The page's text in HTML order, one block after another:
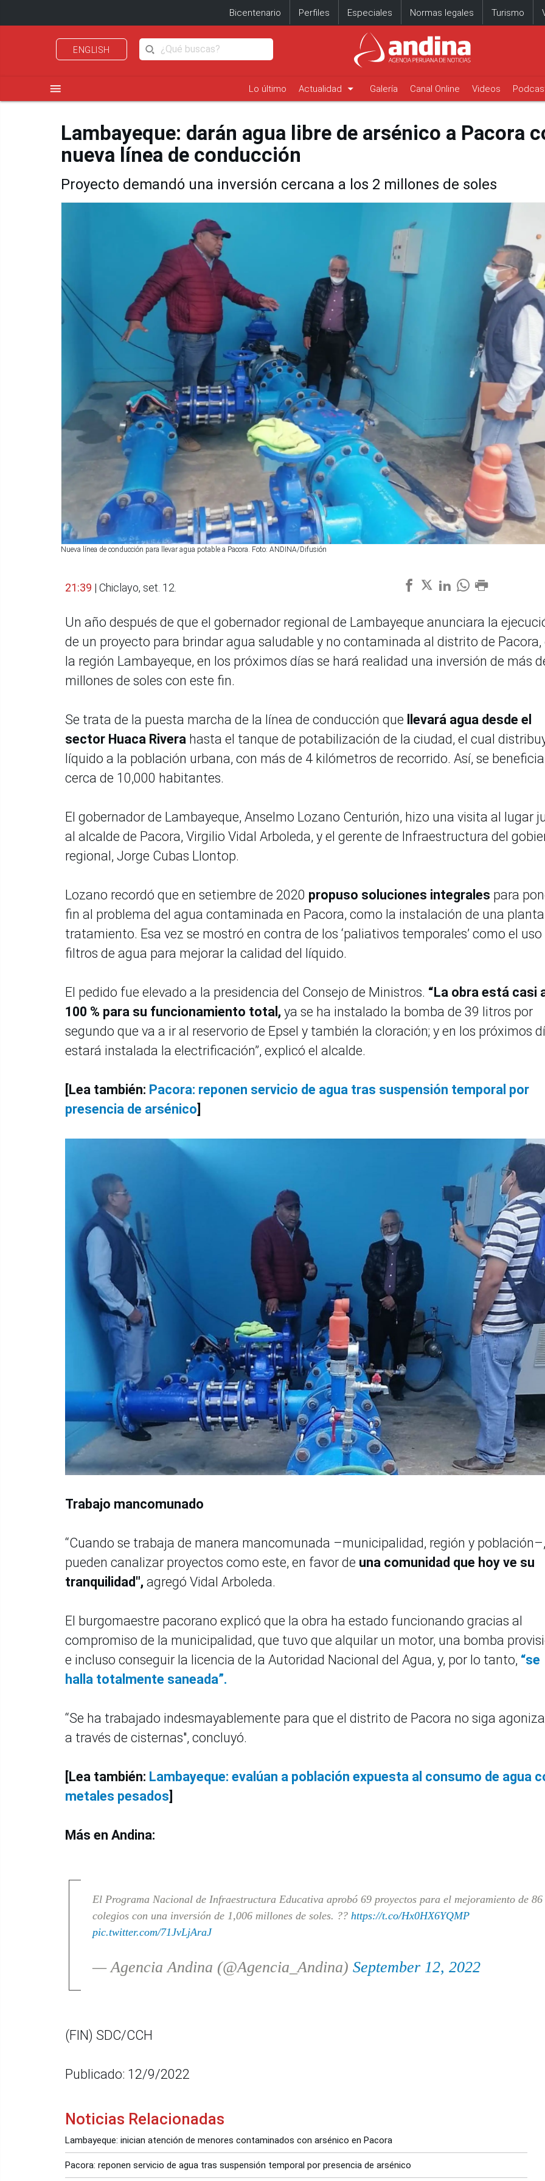
Bicentenario Perfiles Especiales Normas legales Turismo
ENGLISH
menu Lo último Actualidad arrow_drop_down Galería Canal Online Videos
Lambayeque: darán agua libre de arsénico a Pacora
nueva línea de conducción
Proyecto demandó una inversión cercana a los 2 millones de soles
Nueva línea de conducción para llevar agua potable a Pacora. Foto: ANDINA/Difusión
21:39 | Chiclayo, set. 12.
Un año después de que el gobernador regional de Lambayeque anunciara la
de un proyecto para brindar agua saludable y no contaminada al distrito de Pacora,
la región Lambayeque, en los próximos días se hará realidad una inversión de más
millones de soles con este fin.
Se trata de la puesta marcha de la línea de conducción que
llevará agua desde el
sector Huaca Rivera hasta el tanque de potabilización de la ciudad, el cual
líquido a la población urbana, con más de 4 kilómetros de recorrido. Así, se
cerca de 10,000 habitantes.
El gobernador de Lambayeque, Anselmo Lozano Centurión, hizo una visita al lugar
al alcalde de Pacora, Virgilio Vidal Arboleda, y el gerente de Infraestructura del
regional, Jorge Cubas Llontop.
Lozano recordó que en setiembre de 2020 propuso soluciones integrales para
fin al problema del agua contaminada en Pacora, como la instalación de una
tratamiento. Esa vez se mostró en contra de los ‘paliativos temporales’ como el uso
filtros de agua para mejorar la calidad del líquido.
El pedido fue elevado a la presidencia del Consejo de Ministros. “La obra está casi
100 % para su funcionamiento total, ya se ha instalado la bomba de 39 litros por
segundo que va a ir al reservorio de Epsel y también la cloración; y en los próximos
estará instalada la electrificación”, explicó el alcalde.
[Lea también: Pacora: reponen servicio de agua tras suspensión temporal por
presencia de arsénico]
Trabajo mancomunado
“Cuando se trabaja de manera mancomunada –municipalidad, región y
pueden canalizar proyectos como este, en favor de una comunidad que hoy ve su
tranquilidad", agregó Vidal Arboleda.
El burgomaestre pacorano explicó que la obra ha estado funcionando gracias al
compromiso de la municipalidad, que tuvo que alquilar un motor, una bomba
e incluso conseguir la licencia de la Autoridad Nacional del Agua, y, por lo tanto, “se
halla totalmente saneada”.
“Se ha trabajado indesmayablemente para que el distrito de Pacora no siga
a través de cisternas", concluyó.
[Lea también: Lambayeque: evalúan a población expuesta al consumo de agua
metales pesados]
Más en Andina:
El Programa Nacional de Infraestructura Educativa aprobó 69 proyectos para el mejoramiento de 86
colegios con una inversión de 1,006 millones de soles. ?? https://t.co/Hx0HX6YQMP
pic.twitter.com/71JvLjAraJ
— Agencia Andina (@Agencia_Andina) September 12, 2022
(FIN) SDC/CCH
Publicado: 12/9/2022
Noticias Relacionadas
Lambayeque: inician atención de menores contaminados con arsénico en Pacora
Pacora: reponen servicio de agua tras suspensión temporal por presencia de arsénico